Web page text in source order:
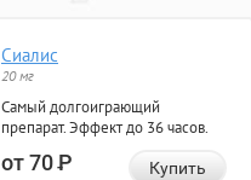
Сиалис
20 мг
Самый долгоиграющий
препарат. Эффект до 36 часов.
от 70Р Купить